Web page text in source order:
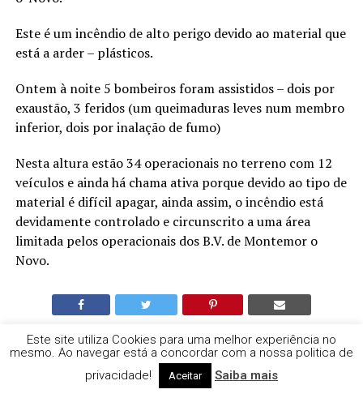
Este é um incêndio de alto perigo devido ao material que
está a arder – plásticos.
Ontem à noite 5 bombeiros foram assistidos – dois por
exaustão, 3 feridos (um queimaduras leves num membro
inferior, dois por inalação de fumo)
Nesta altura estão 34 operacionais no terreno com 12
veículos e ainda há chama ativa porque devido ao tipo de
material é difícil apagar, ainda assim, o incêndio está
devidamente controlado e circunscrito a uma área
limitada pelos operacionais dos B.V. de Montemor o
Novo.
NOTÍCIAS RELACCIONADAS DESTAQUE
Este site utiliza Cookies para uma melhor experiência no
mesmo. Ao navegar está a concordar com a nossa politica de
privacidade!
Aceitar Saiba mais